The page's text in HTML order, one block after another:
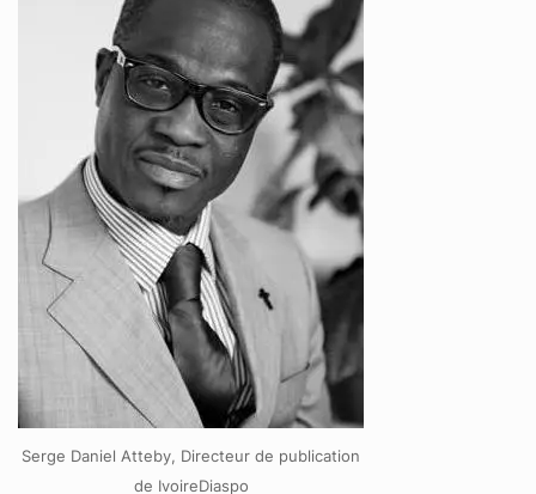
Serge Daniel Atteby, Directeur de publication
de IvoireDiaspo